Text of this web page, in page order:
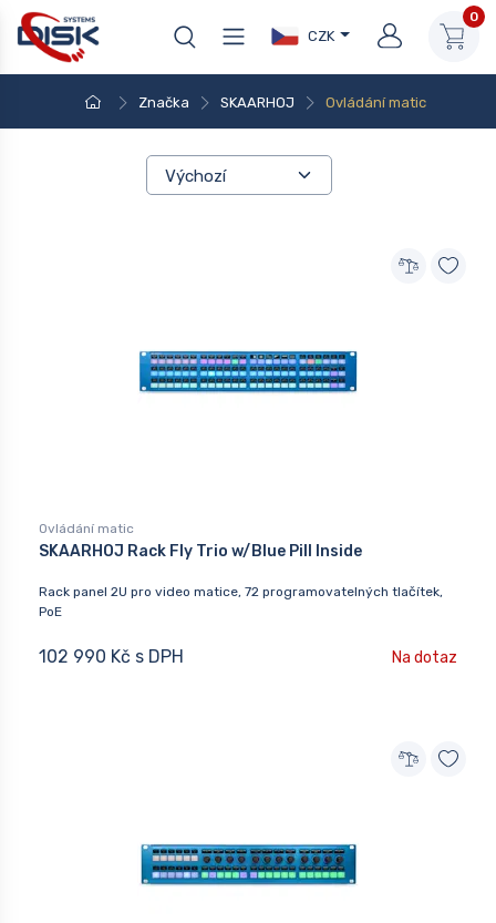
CZK
0
Značka SKAARHOJ Ovládání matic
Ovládání matic
SKAARHOJ Rack Fly Trio w/Blue Pill Inside
Rack panel 2U pro video matice, 72 programovatelných tlačítek,
PoE
102 990 Kč s DPH Na dotaz